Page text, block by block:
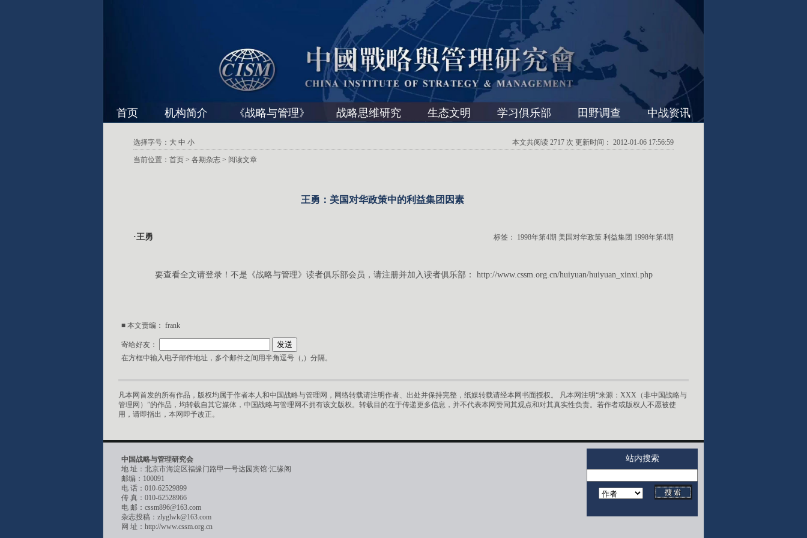
首页 机构简介 《战略与管理》 战略思维研究 生态文明 学习俱乐部 田野调查 中战资讯
选择字号： 大 中 小 本文共阅读 2717 次 更新时间： 2012-01-06 17:56:59
当前位置： 首页 > 各期杂志 > 阅读文章
王勇：美国对华政策中的利益集团因素
·王勇 标签： 1998年第4期 美国对华政策 利益集团 1998年第4期
要查看全文请登录！不是《战略与管理》读者俱乐部会员，请注册并加入读者俱乐部： http://www.cssm.org.cn/huiyuan/huiyuan_xinxi.php
■ 本文责编： frank
寄给好友：
在方框中输入电子邮件地址，多个邮件之间用半角逗号（,）分隔。
凡本网首发的所有作品，版权均属于作者本人和中国战略与管理网，网络转载请注明作者、出处并保持完整，纸媒转载请经本网书面授权。 凡本网注明“来源：XXX（非中国战略与
管理网）”的作品，均转载自其它媒体，中国战略与管理网不拥有该文版权。转载目的在于传递更多信息，并不代表本网赞同其观点和对其真实性负责。若作者或版权人不愿被使
用，请即指出，本网即予改正。
中国战略与管理研究会
地 址：北京市海淀区福缘门路甲一号达园宾馆·汇缘阁
邮编：100091
电 话：010-62529899
传 真：010-62528966
电 邮：cssm896@163.com
杂志投稿：zlyglwk@163.com
网 址：http://www.cssm.org.cn
站内搜索